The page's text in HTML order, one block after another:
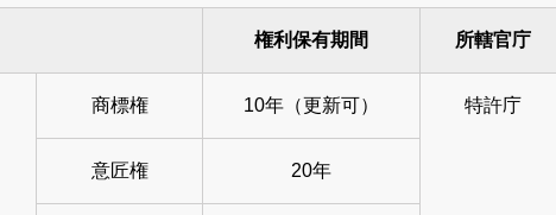
権利保有期間 所轄官庁
商標権 10年（更新可） 特許庁
意匠権 20年